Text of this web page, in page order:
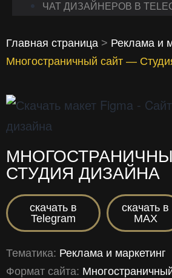
ЧАТ ДИЗАЙНЕРОВ В
Главная страница > Реклама и
Многостраничный сайт —
СТУДИЯ ДИЗАЙНА
скачать в
Telegram
скачать в
MAX
Тематика: Реклама и маркетинг
Формат сайта: